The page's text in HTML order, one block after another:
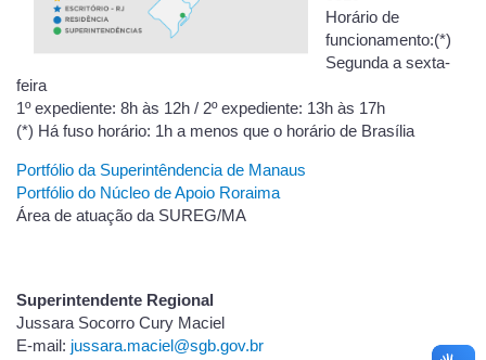
Horário de
funcionamento:(*)
Segunda a sexta-
feira
1º expediente: 8h às 12h / 2º expediente: 13h às 17h
(*) Há fuso horário: 1h a menos que o horário de Brasília
Portfólio da Superintêndencia de Manaus
Portfólio do Núcleo de Apoio Roraima
Área de atuação da SUREG/MA
Superintendente Regional
Jussara Socorro Cury Maciel
E-mail: jussara.maciel@sgb.gov.br